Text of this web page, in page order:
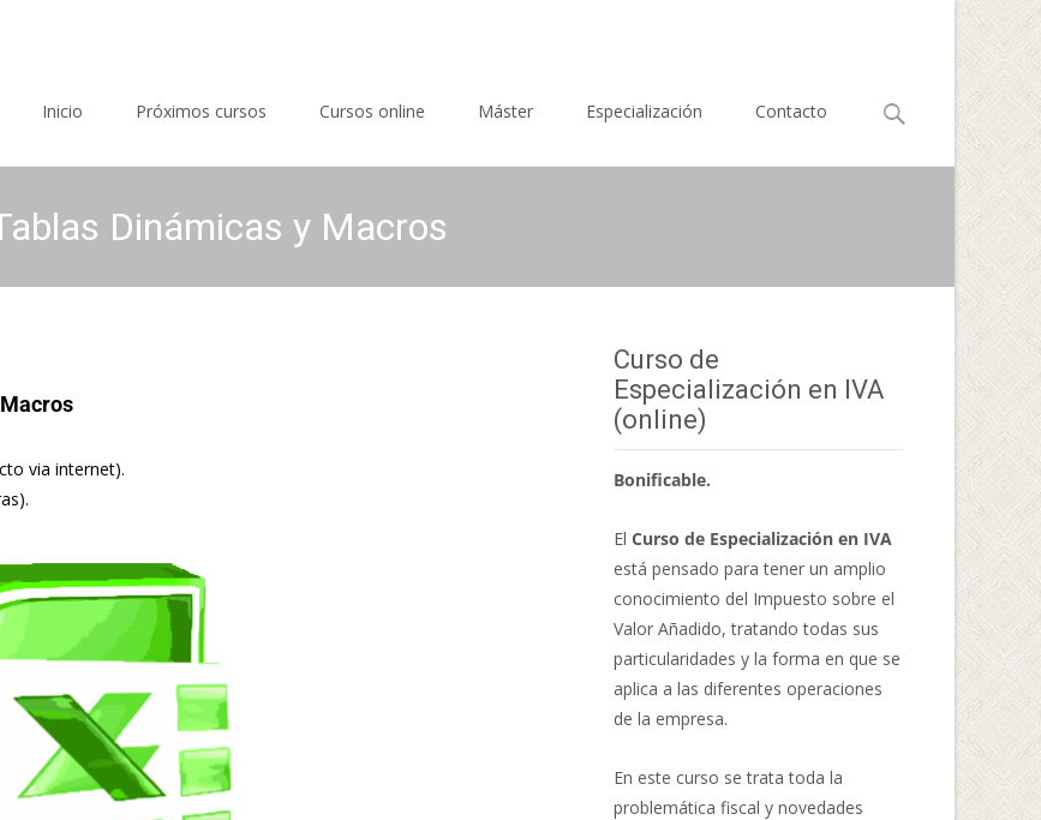
Inicio
Próximos cursos Cursos online Máster Especialización Contacto
Buscar
Dinámicas y Macros
via internet).
Curso de
Especialización en IVA
(online)
Bonificable.
El Curso de Especialización en IVA
está pensado para tener un amplio
conocimiento del Impuesto sobre el
Valor Añadido, tratando todas sus
particularidades y la forma en que se
aplica a las diferentes operaciones
de la empresa.
En este curso se trata toda la
problemática fiscal y novedades